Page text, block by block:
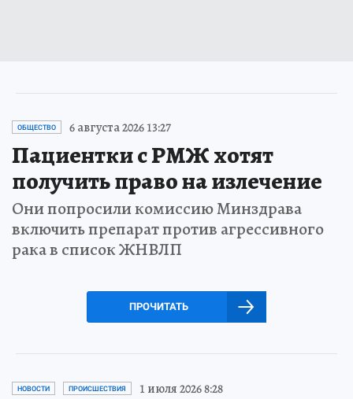
ОБЩЕСТВО 6 августа 2026 13:27
Пациентки с РМЖ хотят
получить право на излечение
Они попросили комиссию Минздрава
включить препарат против агрессивного
рака в список ЖНВЛП
ПРОЧИТАТЬ
НОВОСТИ ПРОИСШЕСТВИЯ 1 июля 2026 8:28